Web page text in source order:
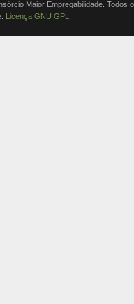
Maior Empregabilidade. Todos
Licença GNU GPL.